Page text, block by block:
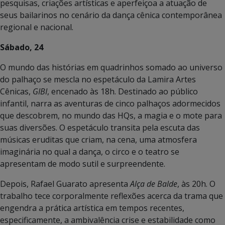
pesquisas, criações artísticas e aperfeiçoa a atuação de
seus bailarinos no cenário da dança cênica contemporânea
regional e nacional.
Sábado, 24
O mundo das histórias em quadrinhos somado ao universo
do palhaço se mescla no espetáculo da Lamira Artes
Cênicas, GIBI, encenado às 18h. Destinado ao público
infantil, narra as aventuras de cinco palhaços adormecidos
que descobrem, no mundo das HQs, a magia e o mote para
suas diversões. O espetáculo transita pela escuta das
músicas eruditas que criam, na cena, uma atmosfera
imaginária no qual a dança, o circo e o teatro se
apresentam de modo sutil e surpreendente.
Depois, Rafael Guarato apresentaAlça de Balde, às 20h. O
trabalho tece corporalmente reflexões acerca da trama que
engendra a prática artística em tempos recentes,
especificamente, a ambivalência crise e estabilidade como